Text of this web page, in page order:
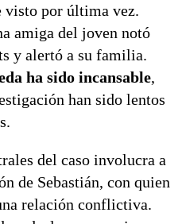
visto por última vez.
amiga del joven notó
y alertó a su familia.
ha sido incansable,
han sido lentos
del caso involucra a
de Sebastián, con quien
relación conflictiva.